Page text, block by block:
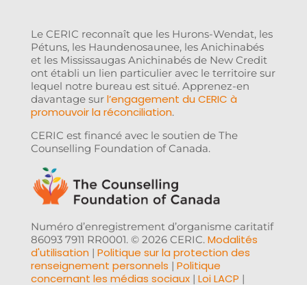
Le CERIC reconnaît que les Hurons-Wendat, les
Pétuns, les Haundenosaunee, les Anichinabés
et les Mississaugas Anichinabés de New Credit
ont établi un lien particulier avec le territoire sur
lequel notre bureau est situé. Apprenez-en
davantage sur l’engagement du CERIC à
promouvoir la réconciliation.
CERIC est financé avec le soutien de The
Counselling Foundation of Canada.
Numéro d’enregistrement d’organisme caritatif
86093 7911 RR0001. © 2026 CERIC. Modalités
d'utilisation | Politique sur la protection des
renseignement personnels | Politique
concernant les médias sociaux | Loi LACP |